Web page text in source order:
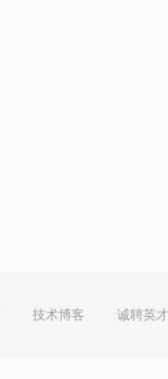
技术博客 诚聘英才